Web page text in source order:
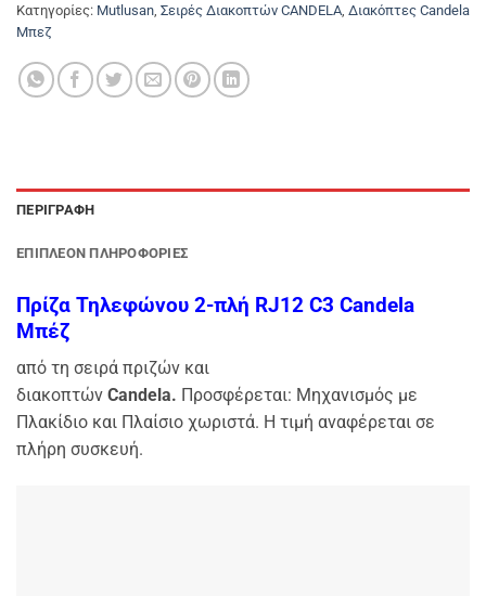
Κατηγορίες: Mutlusan Σειρές Διακοπτών CANDELA Διακόπτες Candela
Μπεζ
ΠΕΡΙΓΡΑΦΉ
ΕΠΙΠΛΈΟΝ ΠΛΗΡΟΦΟΡΊΕΣ
Πρίζα Τηλεφώνου 2-πλή RJ12 C3 Candela
Μπέζ
από τη σειρά πριζών και
διακοπτών Candela. Προσφέρεται: Μηχανισμός με
Πλακίδιο και Πλαίσιο χωριστά. Η τιμή αναφέρεται σε
πλήρη συσκευή.